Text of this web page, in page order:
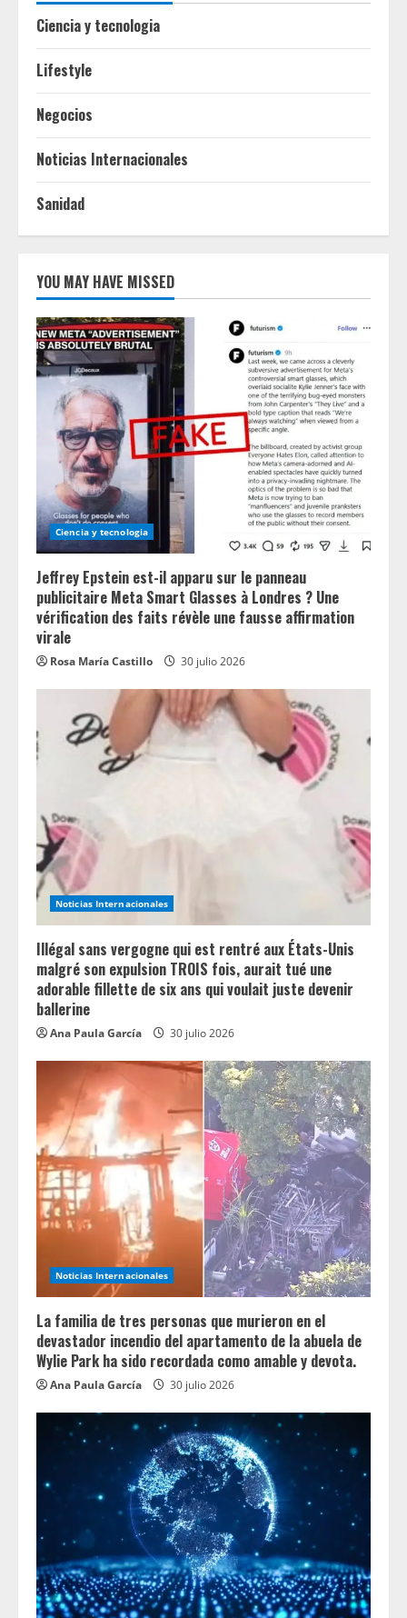
Ciencia y tecnologia
Lifestyle
Negocios
Noticias Internacionales
Sanidad
YOU MAY HAVE MISSED
Ciencia y tecnologia
Jeffrey Epstein est-il apparu sur le panneau
publicitaire Meta Smart Glasses à Londres ? Une
vérification des faits révèle une fausse affirmation
virale
Rosa María Castillo 30 julio 2026
Noticias Internacionales
Illégal sans vergogne qui est rentré aux États-Unis
malgré son expulsion TROIS fois, aurait tué une
adorable fillette de six ans qui voulait juste devenir
ballerine
Ana Paula García 30 julio 2026
Noticias Internacionales
La familia de tres personas que murieron en el
devastador incendio del apartamento de la abuela de
Wylie Park ha sido recordada como amable y devota.
Ana Paula García 30 julio 2026